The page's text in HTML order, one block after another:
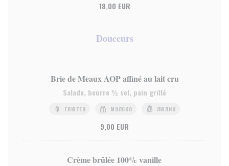
18,00 EUR
Douceurs
Brie de Meaux AOP affiné au lait cru
Salade, beurre ½ sel, pain grillé
ГЛЮТЕН МОЛОКО ЛЮПИН
9,00 EUR
Crème brûlée 100% vanille